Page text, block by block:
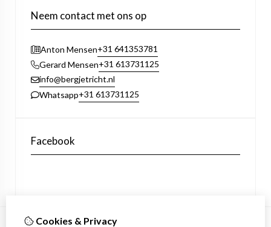
Neem contact met ons op
Anton Mensen+31 641353781
Gerard Mensen+31 613731125
info@bergjetricht.nl
Whatsapp+31 613731125
Facebook
Cookies & Privacy